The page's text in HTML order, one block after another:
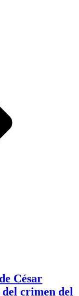
César
del crimen del